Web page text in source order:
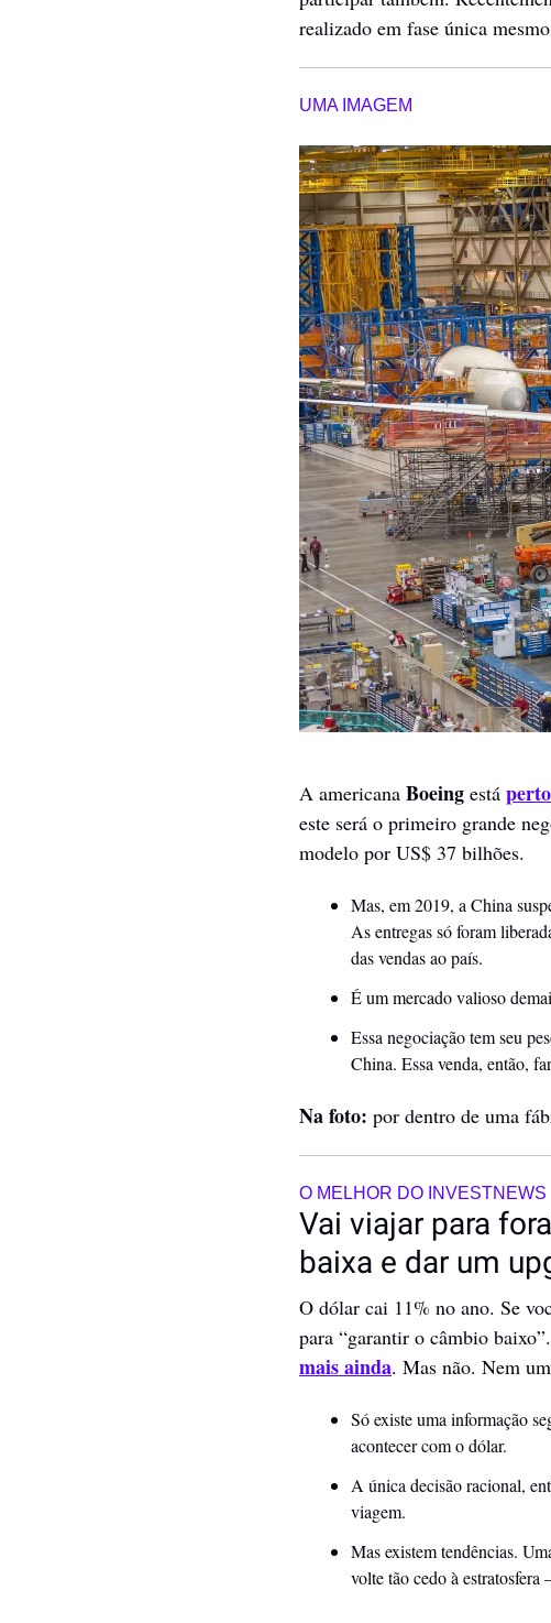
realizado em fase única
UMA IMAGEM
A americana Boeing está
este será o primeiro grande
modelo por US$ 37 bilhões.
Mas, em 2019, a China
As entregas só foram
das vendas ao país.
É um mercado valioso
Essa negociação tem seu
China. Essa venda, então,
Na foto: por dentro de uma
O MELHOR DO INVESTNEWS
Vai viajar para
baixa e dar um
O dólar cai 11% no ano. Se
para “garantir o câmbio
mais ainda. Mas não. Nem
Só existe uma informação
acontecer com o dólar.
A única decisão racional,
viagem.
Mas existem tendências.
volte tão cedo à